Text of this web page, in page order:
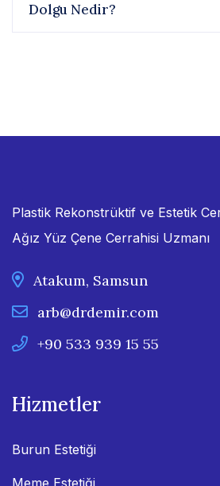
Dolgu Nedir?
Plastik Rekonstrüktif ve Estetik
Ağız Yüz Çene Cerrahisi Uzmanı
Atakum, Samsun
arb@drdemir.com
+90 533 939 15 55
Hizmetler
Burun Estetiği